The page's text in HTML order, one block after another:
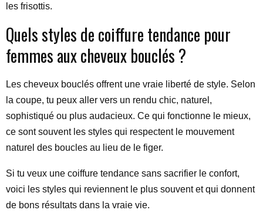
les frisottis.
Quels styles de coiffure tendance pour
femmes aux cheveux bouclés ?
Les cheveux bouclés offrent une vraie liberté de style. Selon
la coupe, tu peux aller vers un rendu chic, naturel,
sophistiqué ou plus audacieux. Ce qui fonctionne le mieux,
ce sont souvent les styles qui respectent le mouvement
naturel des boucles au lieu de le figer.
Si tu veux une coiffure tendance sans sacrifier le confort,
voici les styles qui reviennent le plus souvent et qui donnent
de bons résultats dans la vraie vie.